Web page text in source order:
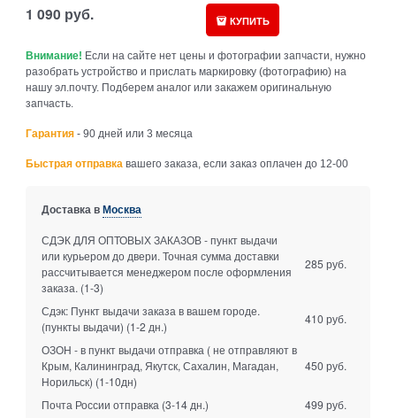
1 090 руб. КУПИТЬ
Внимание! Если на сайте нет цены и фотографии запчасти, нужно
разобрать устройство и прислать маркировку (фотографию) на
нашу эл.почту. Подберем аналог или закажем оригинальную
запчасть.
Гарантия - 90 дней или 3 месяца
Быстрая отправка вашего заказа, если заказ оплачен до 12-00
Доставка вМосква
СДЭК ДЛЯ ОПТОВЫХ ЗАКАЗОВ - пункт выдачи
или курьером до двери. Точная сумма доставки
рассчитывается менеджером после оформления
заказа. (1-3)
285 руб.
Сдэк: Пункт выдачи заказа в вашем городе.
(пункты выдачи) (1-2 дн.)
410 руб.
ОЗОН - в пункт выдачи отправка ( не отправляют в
Крым, Калининград, Якутск, Сахалин, Магадан,
Норильск) (1-10дн)
450 руб.
Почта России отправка (3-14 дн.)
499 руб.